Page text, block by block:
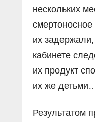
нескольких
смертоносное
их
кабинете
их продукт
их же
Результатом